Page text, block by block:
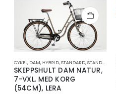
CYKEL, DAM, HYBRID,STANDARD,STANDARDCYKEL
SKEPPSHULT DAM NATUR,
7-VXL. MED KORG
(54CM), LERA